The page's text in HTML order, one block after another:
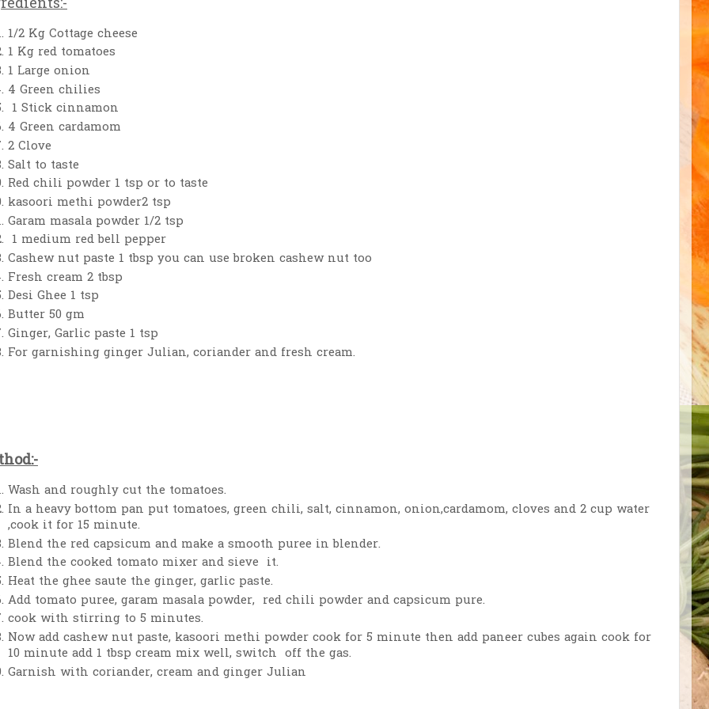
1/2 Kg Cottage cheese
1 Kg red tomatoes
1 Large onion
4 Green chilies
1 Stick cinnamon
4 Green cardamom
2 Clove
Salt to taste
Red chili powder 1 tsp or to taste
kasoori methi powder2 tsp
Garam masala powder 1/2 tsp
1 medium red bell pepper
Cashew nut paste 1 tbsp you can use broken cashew nut too
Fresh cream 2 tbsp
Desi Ghee 1 tsp
Butter 50 gm
Ginger, Garlic paste 1 tsp
For garnishing ginger Julian, coriander and fresh cream.
Wash and roughly cut the tomatoes.
In a heavy bottom pan put tomatoes, green chili, salt, cinnamon, onion,cardamom, cloves and 2 cup water
,cook it for 15 minute.
Blend the red capsicum and make a smooth puree in blender.
Blend the cooked tomato mixer and sieve it.
Heat the ghee saute the ginger, garlic paste.
Add tomato puree, garam masala powder, red chili powder and capsicum pure.
cook with stirring to 5 minutes.
Now add cashew nut paste, kasoori methi powder cook for 5 minute then add paneer cubes again cook for
10 minute add 1 tbsp cream mix well, switch off the gas.
Garnish with coriander, cream and ginger Julian